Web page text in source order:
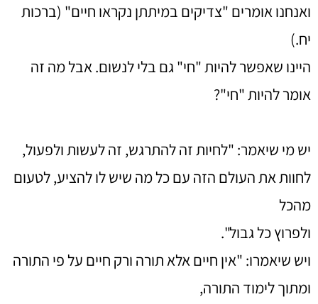
ואנחנו אומרים "צדיקים במיתתן נקראו חיים" (ברכות
יח.)
היינו שאפשר להיות "חי" גם בלי לנשום. אבל מה זה
אומר להיות "חי"?
יש מי שיאמר: "לחיות זה להתרגש, זה לעשות ולפעול,
לחוות את העולם הזה עם כל מה שיש לו להציע, לטעום
מהכל
ולפרוץ כל גבול".
ויש שיאמרו: "אין חיים אלא תורה ורק חיים על פי התורה
ומתוך לימוד התורה,